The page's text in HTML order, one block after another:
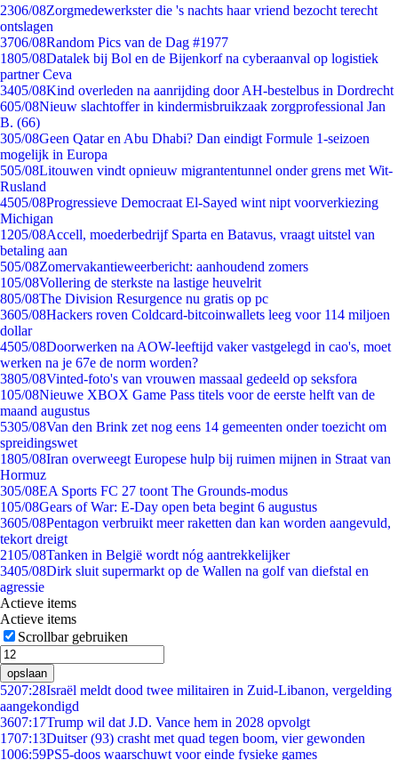
2306/08Zorgmedewerkster die 's nachts haar vriend bezocht terecht
ontslagen
3706/08Random Pics van de Dag #1977
1805/08Datalek bij Bol en de Bijenkorf na cyberaanval op logistiek
partner Ceva
3405/08Kind overleden na aanrijding door AH-bestelbus in Dordrecht
605/08Nieuw slachtoffer in kindermisbruikzaak zorgprofessional Jan
B. (66)
305/08Geen Qatar en Abu Dhabi? Dan eindigt Formule 1-seizoen
mogelijk in Europa
505/08Litouwen vindt opnieuw migrantentunnel onder grens met Wit-
Rusland
4505/08Progressieve Democraat El-Sayed wint nipt voorverkiezing
Michigan
1205/08Accell, moederbedrijf Sparta en Batavus, vraagt uitstel van
betaling aan
505/08Zomervakantieweerbericht: aanhoudend zomers
105/08Vollering de sterkste na lastige heuvelrit
805/08The Division Resurgence nu gratis op pc
3605/08Hackers roven Coldcard-bitcoinwallets leeg voor 114 miljoen
dollar
4505/08Doorwerken na AOW-leeftijd vaker vastgelegd in cao's, moet
werken na je 67e de norm worden?
3805/08Vinted-foto's van vrouwen massaal gedeeld op seksfora
105/08Nieuwe XBOX Game Pass titels voor de eerste helft van de
maand augustus
5305/08Van den Brink zet nog eens 14 gemeenten onder toezicht om
spreidingswet
1805/08Iran overweegt Europese hulp bij ruimen mijnen in Straat van
Hormuz
305/08EA Sports FC 27 toont The Grounds-modus
105/08Gears of War: E-Day open beta begint 6 augustus
3605/08Pentagon verbruikt meer raketten dan kan worden aangevuld,
tekort dreigt
2105/08Tanken in België wordt nóg aantrekkelijker
3405/08Dirk sluit supermarkt op de Wallen na golf van diefstal en
agressie
Actieve items
Actieve items
Scrollbar gebruiken
opslaan
5207:28Israël meldt dood twee militairen in Zuid-Libanon, vergelding
aangekondigd
3607:17Trump wil dat J.D. Vance hem in 2028 opvolgt
1707:13Duitser (93) crasht met quad tegen boom, vier gewonden
1006:59PS5-doos waarschuwt voor einde fysieke games